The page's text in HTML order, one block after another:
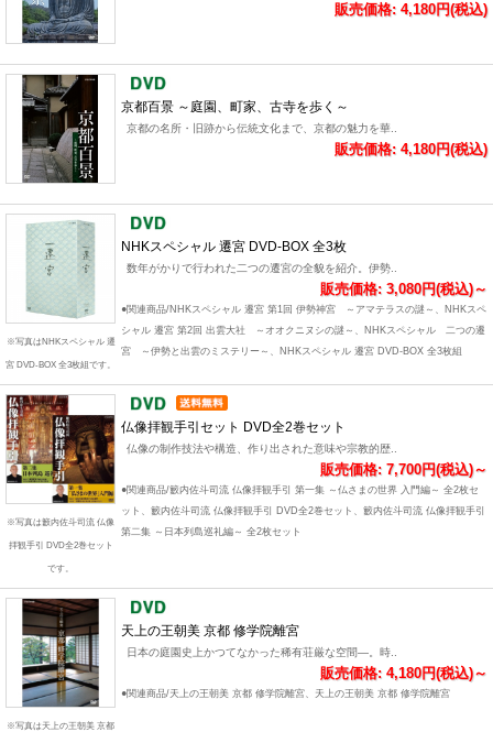
販売価格: 4,180円(税込)
京都百景 ～庭園、町家、古寺を歩く～
京都の名所・旧跡から伝統文化まで、京都の魅力を華..
販売価格: 4,180円(税込)
※写真はNHKスペシャル 遷
宮 DVD-BOX 全3枚組です。
NHKスペシャル 遷宮 DVD-BOX 全3枚
数年がかりで行われた二つの遷宮の全貌を紹介。伊勢..
販売価格: 3,080円(税込)～
●関連商品/NHKスペシャル 遷宮 第1回 伊勢神宮 ～アマテラスの謎～、NHKスペ
シャル 遷宮 第2回 出雲大社 ～オオクニヌシの謎～、NHKスペシャル 二つの遷
宮 ～伊勢と出雲のミステリー～、NHKスペシャル 遷宮 DVD-BOX 全3枚組
※写真は籔内佐斗司流 仏像
拝観手引 DVD全2巻セット
です。
仏像拝観手引セット DVD全2巻セット
仏像の制作技法や構造、作り出された意味や宗教的歴..
販売価格: 7,700円(税込)～
●関連商品/籔内佐斗司流 仏像拝観手引 第一集 ～仏さまの世界 入門編～ 全2枚セ
ット、籔内佐斗司流 仏像拝観手引 DVD全2巻セット、籔内佐斗司流 仏像拝観手引
第二集 ～日本列島巡礼編～ 全2枚セット
※写真は天上の王朝美 京都
天上の王朝美 京都 修学院離宮
日本の庭園史上かつてなかった稀有荘厳な空間―。時..
販売価格: 4,180円(税込)～
●関連商品/天上の王朝美 京都 修学院離宮、天上の王朝美 京都 修学院離宮